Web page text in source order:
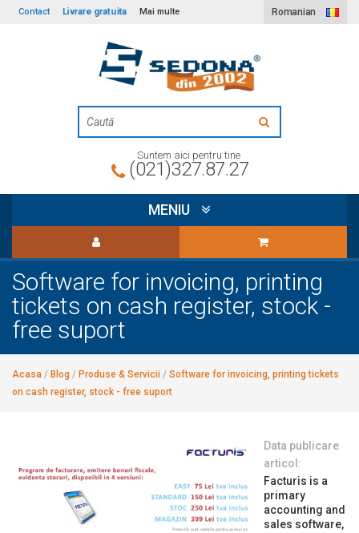
Contact Livrare gratuita Mai multe Romanian
Suntem aici pentru tine
(021)327.87.27
MENIU
Software for invoicing, printing
tickets on cash register, stock -
free suport
Acasa / Blog / Produse & Servicii / Software for invoicing, printing tickets
on cash register, stock - free suport
Data publicare
articol:
Facturis is a
primary
accounting and
sales software,